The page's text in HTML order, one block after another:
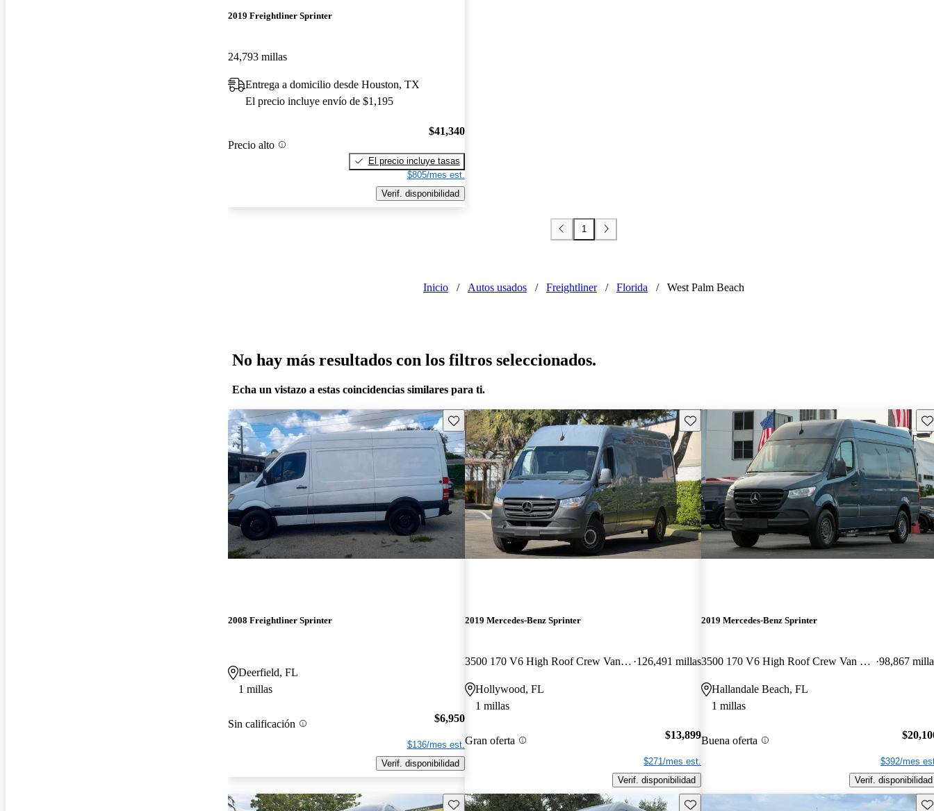
2019 Freightliner Sprinter
24,793 millas
Entrega a domicilio desde Houston, TX
El precio incluye envío de $1,195
Precio alto
$41,340
El precio incluye tasas
$805/mes est.
Verif. disponibilidad
1
Inicio / Autos usados / Freightliner / Florida / West Palm Beach
No hay más resultados con los filtros seleccionados.
Echa un vistazo a estas coincidencias similares para ti.
Guarda este Aviso
2008 Freightliner Sprinter
Deerfield, FL
1 millas
Sin calificación $6,950
$136/mes est.
Verif. disponibilidad
Guarda este Aviso
2019 Mercedes-Benz Sprinter
3500 170 V6 High Roof Crew Van RWD 126,491 millas
Hollywood, FL
1 millas
Gran oferta $13,899
$271/mes est.
Verif. disponibilidad
2019 Mercedes-Benz Sprinter
3500 170 V6 High Roof Crew Van RWD 98,867
Hallandale Beach, FL
1 millas
Buena oferta
$392/mes
Verif. disponibilidad
Guarda este Aviso Guarda este Aviso